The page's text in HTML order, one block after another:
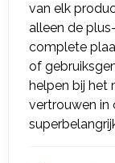
van elk
alleen de
complete
of
helpen bij het
vertrouwen in